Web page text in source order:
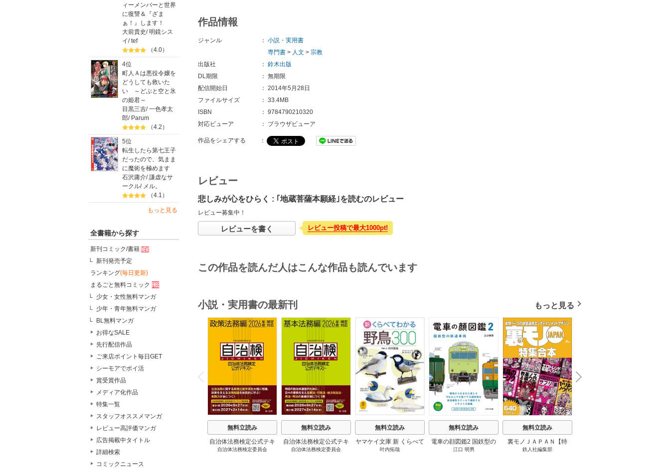
ィーメンバーと世界
に復讐＆『ざま
ぁ！』します！
大前貴史/明鏡シス
イ/tef
（4.0）
4位
町人Ａは悪役令嬢を
どうしても救いた
い ～どぶと空と氷
の姫君～
目黒三吉/一色孝太
郎/ Parum
（4.2）
5位
転生したら第七王子
だったので、気まま
に魔術を極めます
石沢庸介/謙虚なサ
ークル/ メル。
（4.1）
もっと見る
全書籍から探す
新刊コミック/書籍
新刊発売予定
ランキング(毎日更新)
まるごと無料コミック
少女・女性無料マンガ
少年・青年無料マンガ
BL無料マンガ
お得なSALE
先行配信作品
ご来店ポイント毎日GET
シーモアでポイ活
賞受賞作品
メディア化作品
特集一覧
スタッフオススメマンガ
レビュー高評価マンガ
広告掲載中タイトル
詳細検索
コミックニュース
作品情報
ジャンル ： 小説・実用書
専門書 > 人文 > 宗教
出版社
： 鈴木出版
DL期限
： 無期限
配信開始日
： 2014年5月28日
ファイルサイズ
： 33.4MB
ISBN
： 9784790210320
対応ビューア
： ブラウザビューア
作品をシェアする ：
レビュー
悲しみが心をひらく : ｢地蔵菩薩本願経｣を読むのレビュー
レビュー募集中！
レビューを書く レビュー投稿で最大1000pt!
この作品を読んだ人はこんな作品も読んでいます
小説・実用書の最新刊 もっと見る
P
r
e
i
o
u
s
無料立読み
自治体法務検定公式テキ
スト 政策法務編 ２０
自治体法務検定委員会
無料立読み
自治体法務検定公式テキ
スト 基本法務編 ２０
自治体法務検定委員会
無料立読み
ヤマケイ文庫 新 くらべて
わかる野鳥300 1巻
叶内拓哉
無料立読み
電車の顔図鑑2 国鉄型の
鉄道車両 1巻
江口 明男
無料立読み
裏モノＪＡＰＡＮ【特
集】★超ボリューム版６
鉄人社編集部
N
e
x
t